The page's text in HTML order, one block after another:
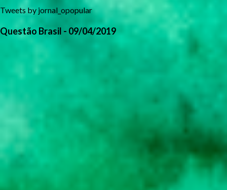
Tweets by jornal_opopular
Questão Brasil - 09/04/2019